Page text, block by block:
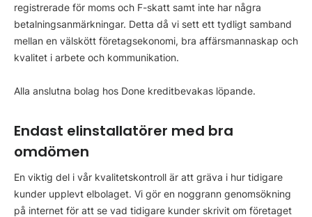
registrerade för moms och F-skatt samt inte har några
betalningsanmärkningar. Detta då vi sett ett tydligt samband
mellan en välskött företagsekonomi, bra affärsmannaskap och
kvalitet i arbete och kommunikation.
Alla anslutna bolag hos Done kreditbevakas löpande.
Endast elinstallatörer med bra
omdömen
En viktig del i vår kvalitetskontroll är att gräva i hur tidigare
kunder upplevt elbolaget. Vi gör en noggrann genomsökning
på internet för att se vad tidigare kunder skrivit om företaget